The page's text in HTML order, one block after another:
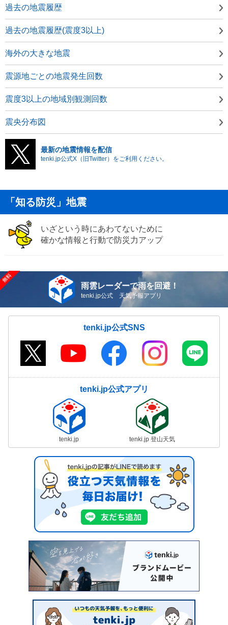
過去の地震履歴
過去の地震履歴(震度3以上)
海外の大きな地震
震源地ごとの地震発生回数
震度3以上の地域別観測回数
震央分布図
最新の地震情報を配信
tenki.jp公式X（旧Twitter）をご利用ください。
「知る防災」地震
いざという時にあわてないために
確かな情報と行動で防災力アップ
雨雲レーダーで雨を回避！
tenki.jp公式 天気予報アプリ
tenki.jp公式SNS
tenki.jp公式アプリ
tenki.jp tenki.jp 登山天気